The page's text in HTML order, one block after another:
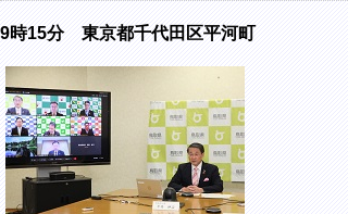
9時15分 東京都千代田区平河町